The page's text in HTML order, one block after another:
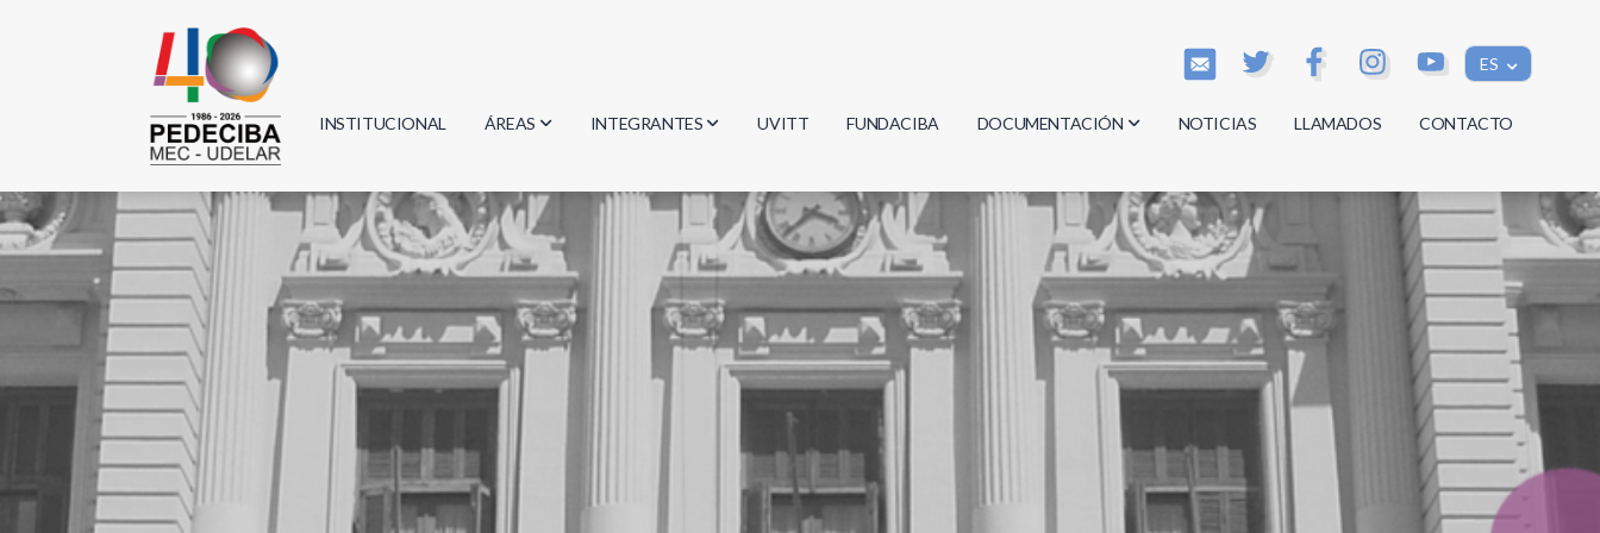
ES
INSTITUCIONAL ÁREAS
Biología
Física
Geociencias
Informática
Matemática
INTEGRANTES
Investigadores
Estudiantes
Egresados
UVITT FUNDACIBA DOCUMENTACIÓN
Actas
Reglamentos
Documentos
NOTICIAS LLAMADOS CONTACTO